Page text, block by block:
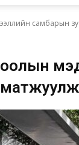
самбарын